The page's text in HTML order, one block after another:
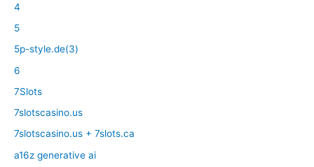
4
5
5p-style.de(3)
6
7Slots
7slotscasino.us
7slotscasino.us + 7slots.ca
a16z generative ai